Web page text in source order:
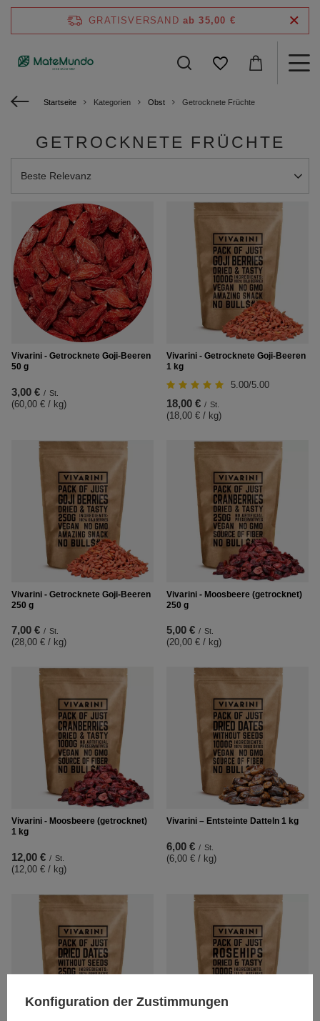
GRATISVERSAND ab 35,00 €
Startseite Kategorien Obst Getrocknete Früchte
GETROCKNETE FRÜCHTE
Sortierung ändern
Beste Relevanz
Vivarini - Getrocknete Goji-Beeren
50 g
3,00 € / St.
(60,00 € / kg)
Vivarini - Getrocknete Goji-Beeren
1 kg
5.00/5.00
18,00 € / St.
(18,00 € / kg)
Vivarini - Getrocknete Goji-Beeren
250 g
7,00 € / St.
(28,00 € / kg)
Vivarini - Moosbeere (getrocknet)
250 g
5,00 € / St.
(20,00 € / kg)
Vivarini - Moosbeere (getrocknet)
1 kg
12,00 € / St.
(12,00 € / kg)
Vivarini – Entsteinte Datteln 1 kg
6,00 € / St.
(6,00 € / kg)
Konfiguration der Zustimmungen